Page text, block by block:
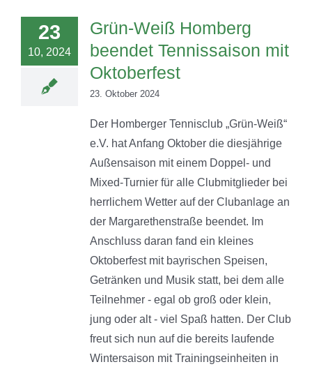
23
10, 2024
Grün-Weiß Homberg
beendet Tennissaison mit
Oktoberfest
23. Oktober 2024
Der Homberger Tennisclub „Grün-Weiß“
e.V. hat Anfang Oktober die diesjährige
Außensaison mit einem Doppel- und
Mixed-Turnier für alle Clubmitglieder bei
herrlichem Wetter auf der Clubanlage an
der Margarethenstraße beendet. Im
Anschluss daran fand ein kleines
Oktoberfest mit bayrischen Speisen,
Getränken und Musik statt, bei dem alle
Teilnehmer - egal ob groß oder klein,
jung oder alt - viel Spaß hatten. Der Club
freut sich nun auf die bereits laufende
Wintersaison mit Trainingseinheiten in